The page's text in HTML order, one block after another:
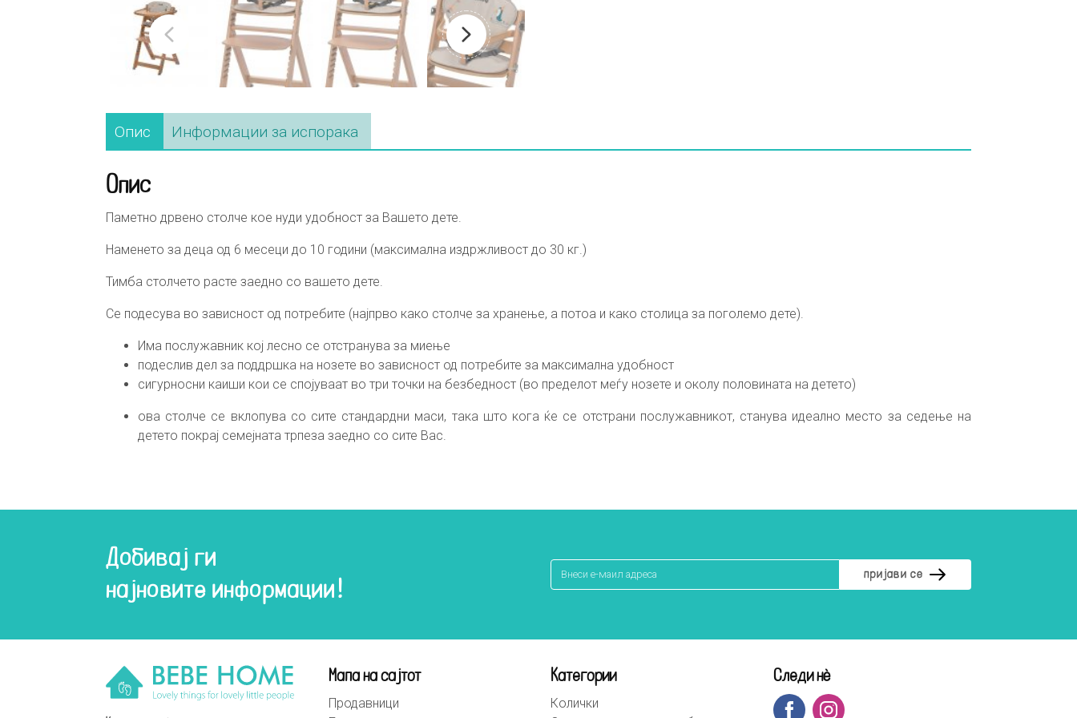
Опис Информации за испорака
Опис
Паметно дрвено столче кое нуди удобност за Вашето дете.
Наменето за деца од 6 месеци до 10 години (максимална издржливост до 30 кг.)
Тимба столчето расте заедно со вашето дете.
Се подесува во зависност од потребите (најпрво како столче за хранење, а потоа и како столица за поголемо дете).
Има послужавник кој лесно се отстранува за миење
подеслив дел за поддршка на нозете во зависност од потребите за максимална удобност
сигурносни каиши кои се спојуваат во три точки на безбедност (во пределот меѓу нозете и околу половината на детето)
ова столче се вклопува со сите стандардни маси, така што кога ќе се отстрани послужавникот, станува идеално место за седење на
детето покрај семејната трпеза заедно со сите Вас.
Добивај ги
најновите информации!
Мапа на сајтот
Продавници
Категории
Колички
Следи нè